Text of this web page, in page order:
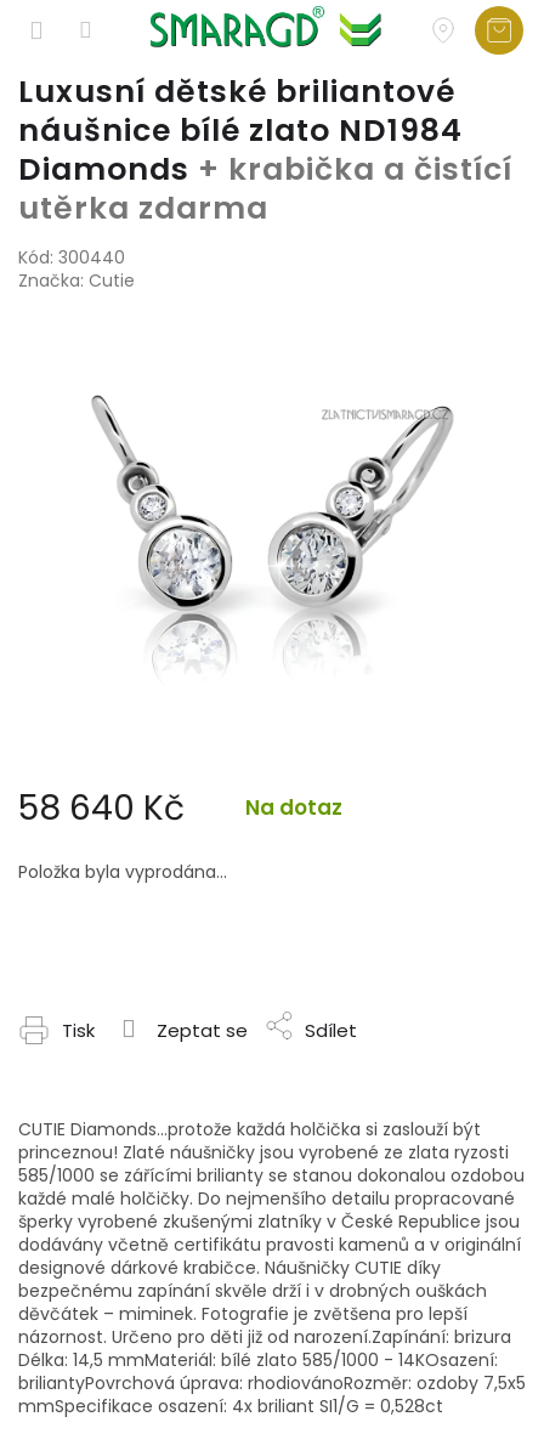
Přejít
obsah
Luxusní dětské briliantové
náušnice bílé zlato ND1984
Diamonds + krabička a čistící
utěrka zdarma
Kód: 300440
Značka: Cutie
58 640 Kč Na dotaz
cena:
Položka byla vyprodána…
Tisk Zeptat se Sdílet
CUTIE Diamonds...protože každá holčička si zaslouží být
princeznou! Zlaté náušničky jsou vyrobené ze zlata ryzosti
585/1000 se zářícími brilianty se stanou dokonalou ozdobou
každé malé holčičky. Do nejmenšího detailu propracované
šperky vyrobené zkušenými zlatníky v České Republice jsou
dodávány včetně certifikátu pravosti kamenů a v originální
designové dárkové krabičce. Náušničky CUTIE díky
bezpečnému zapínání skvěle drží i v drobných ouškách
děvčátek – miminek. Fotografie je zvětšena pro lepší
názornost. Určeno pro děti již od narození.Zapínání: brizura
Délka: 14,5 mmMateriál: bílé zlato 585/1000 - 14KOsazení:
briliantyPovrchová úprava: rhodiovánoRozměr: ozdoby 7,5x5
mmSpecifikace osazení: 4x briliant SI1/G = 0,528ct